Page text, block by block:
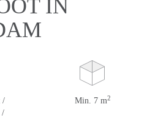
IN
/
/
Min. 7 m2